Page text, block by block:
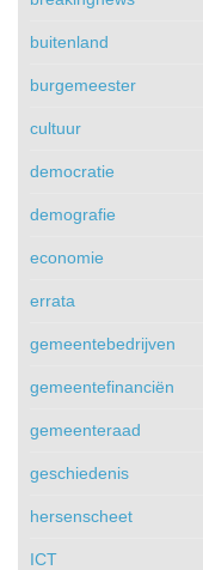
buitenland
burgemeester
cultuur
democratie
demografie
economie
errata
gemeentebedrijven
gemeentefinanciën
gemeenteraad
geschiedenis
hersenscheet
ICT